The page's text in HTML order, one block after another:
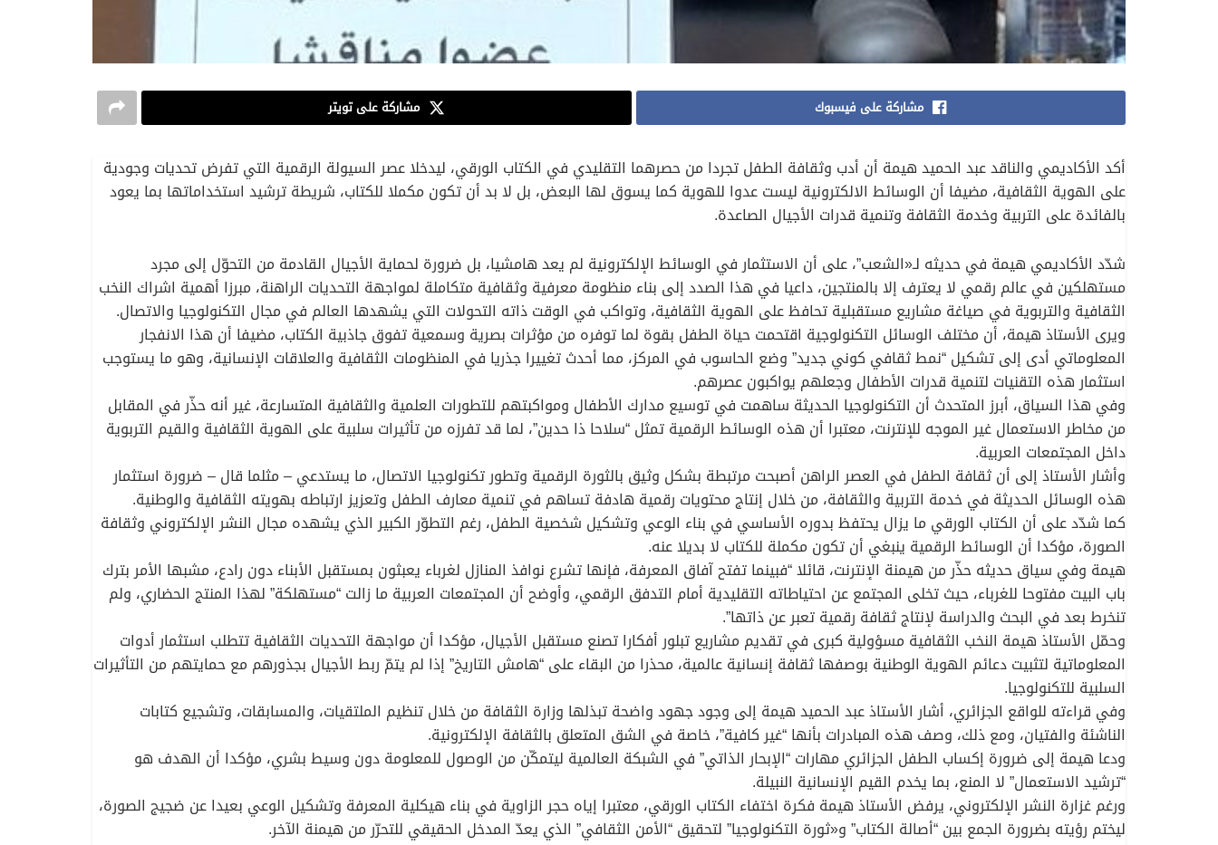
مشاركة على فيسبوك مشاركة على تويتر
أكد الأكاديمي والناقد عبد الحميد هيمة أن أدب وثقافة الطفل تجردا من حصرهما التقليدي في الكتاب الورقي، ليدخلا عصر السيولة الرقمية التي تفرض تحديات وجودية
على الهوية الثقافية، مضيفا أن الوسائط الالكترونية ليست عدوا للهوية كما يسوق لها البعض، بل لا بد أن تكون مكملا للكتاب، شريطة ترشيد استخداماتها بما يعود
بالفائدة على التربية وخدمة الثقافة وتنمية قدرات الأجيال الصاعدة.
شدّد الأكاديمي هيمة في حديثه لـ«الشعب”، على أن الاستثمار في الوسائط الإلكترونية لم يعد هامشيا، بل ضرورة لحماية الأجيال القادمة من التحوّل إلى مجرد
مستهلكين في عالم رقمي لا يعترف إلا بالمنتجين، داعيا في هذا الصدد إلى بناء منظومة معرفية وثقافية متكاملة لمواجهة التحديات الراهنة، مبرزا أهمية اشراك النخب
الثقافية والتربوية في صياغة مشاريع مستقبلية تحافظ على الهوية الثقافية، وتواكب في الوقت ذاته التحولات التي يشهدها العالم في مجال التكنولوجيا والاتصال.
ويرى الأستاذ هيمة، أن مختلف الوسائل التكنولوجية اقتحمت حياة الطفل بقوة لما توفره من مؤثرات بصرية وسمعية تفوق جاذبية الكتاب، مضيفا أن هذا الانفجار
المعلوماتي أدى إلى تشكيل “نمط ثقافي كوني جديد” وضع الحاسوب في المركز، مما أحدث تغييرا جذريا في المنظومات الثقافية والعلاقات الإنسانية، وهو ما يستوجب
استثمار هذه التقنيات لتنمية قدرات الأطفال وجعلهم يواكبون عصرهم.
وفي هذا السياق، أبرز المتحدث أن التكنولوجيا الحديثة ساهمت في توسيع مدارك الأطفال ومواكبتهم للتطورات العلمية والثقافية المتسارعة، غير أنه حذّر في المقابل
من مخاطر الاستعمال غير الموجه للإنترنت، معتبرا أن هذه الوسائط الرقمية تمثل “سلاحا ذا حدين”، لما قد تفرزه من تأثيرات سلبية على الهوية الثقافية والقيم التربوية
داخل المجتمعات العربية.
وأشار الأستاذ إلى أن ثقافة الطفل في العصر الراهن أصبحت مرتبطة بشكل وثيق بالثورة الرقمية وتطور تكنولوجيا الاتصال، ما يستدعي – مثلما قال – ضرورة استثمار
هذه الوسائل الحديثة في خدمة التربية والثقافة، من خلال إنتاج محتويات رقمية هادفة تساهم في تنمية معارف الطفل وتعزيز ارتباطه بهويته الثقافية والوطنية.
كما شدّد على أن الكتاب الورقي ما يزال يحتفظ بدوره الأساسي في بناء الوعي وتشكيل شخصية الطفل، رغم التطوّر الكبير الذي يشهده مجال النشر الإلكتروني وثقافة
الصورة، مؤكدا أن الوسائط الرقمية ينبغي أن تكون مكملة للكتاب لا بديلا عنه.
هيمة وفي سياق حديثه حذّر من هيمنة الإنترنت، قائلا “فبينما تفتح آفاق المعرفة، فإنها تشرع نوافذ المنازل لغرباء يعبثون بمستقبل الأبناء دون رادع، مشبها الأمر بترك
باب البيت مفتوحا للغرباء، حيث تخلى المجتمع عن احتياطاته التقليدية أمام التدفق الرقمي، وأوضح أن المجتمعات العربية ما زالت “مستهلكة” لهذا المنتج الحضاري، ولم
تنخرط بعد في البحث والدراسة لإنتاج ثقافة رقمية تعبر عن ذاتها”.
وحمّل الأستاذ هيمة النخب الثقافية مسؤولية كبرى في تقديم مشاريع تبلور أفكارا تصنع مستقبل الأجيال، مؤكدا أن مواجهة التحديات الثقافية تتطلب استثمار أدوات
المعلوماتية لتثبيت دعائم الهوية الوطنية بوصفها ثقافة إنسانية عالمية، محذرا من البقاء على “هامش التاريخ” إذا لم يتمّ ربط الأجيال بجذورهم مع حمايتهم من التأثيرات
السلبية للتكنولوجيا.
وفي قراءته للواقع الجزائري، أشار الأستاذ عبد الحميد هيمة إلى وجود جهود واضحة تبذلها وزارة الثقافة من خلال تنظيم الملتقيات، والمسابقات، وتشجيع كتابات
الناشئة والفتيان، ومع ذلك، وصف هذه المبادرات بأنها “غير كافية”، خاصة في الشق المتعلق بالثقافة الإلكترونية.
ودعا هيمة إلى ضرورة إكساب الطفل الجزائري مهارات “الإبحار الذاتي” في الشبكة العالمية ليتمكّن من الوصول للمعلومة دون وسيط بشري، مؤكدا أن الهدف هو
“ترشيد الاستعمال” لا المنع، بما يخدم القيم الإنسانية النبيلة.
ورغم غزارة النشر الإلكتروني، يرفض الأستاذ هيمة فكرة اختفاء الكتاب الورقي، معتبرا إياه حجر الزاوية في بناء هيكلية المعرفة وتشكيل الوعي بعيدا عن ضجيج الصورة،
ليختم رؤيته بضرورة الجمع بين “أصالة الكتاب” و«ثورة التكنولوجيا” لتحقيق “الأمن الثقافي” الذي يعدّ المدخل الحقيقي للتحرّر من هيمنة الآخر.